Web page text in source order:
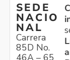
SEDE
NACIO
NAL
Carrera
85D No.